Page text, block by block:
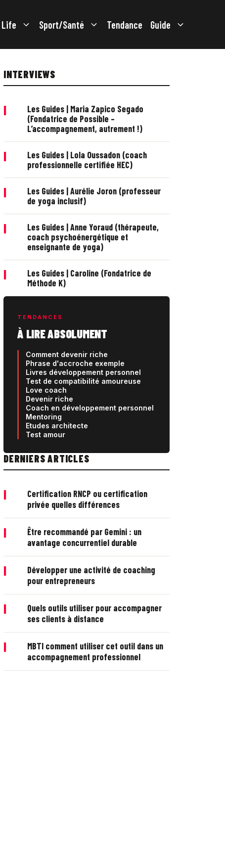
Life Sport/Santé Tendance Guide
INTERVIEWS
|
Les Guides | Maria Zapico Segado
(Fondatrice de Possible –
L’accompagnement, autrement !)
|
Les Guides | Lola Oussadon (coach
professionnelle certifiée HEC)
|
Les Guides | Aurélie Joron (professeur
de yoga inclusif)
|
Les Guides | Anne Yoraud (thérapeute,
coach psychoénergétique et
enseignante de yoga)
|
Les Guides | Caroline (Fondatrice de
Méthode K)
TENDANCES
À LIRE ABSOLUMENT
Comment devenir riche
Phrase d'accroche exemple
Livres développement personnel
Test de compatibilité amoureuse
Love coach
Devenir riche
Coach en développement personnel
Mentoring
Etudes architecte
Test amour
DERNIERS ARTICLES
|
Certification RNCP ou certification
privée quelles différences
|
Être recommandé par Gemini : un
avantage concurrentiel durable
|
Développer une activité de coaching
pour entrepreneurs
|
Quels outils utiliser pour accompagner
ses clients à distance
|
MBTI comment utiliser cet outil dans un
accompagnement professionnel